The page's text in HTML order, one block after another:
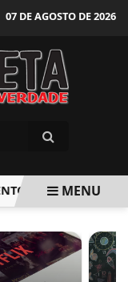
07 DE AGOSTO DE 2026
PODE REDUZIR
MENU